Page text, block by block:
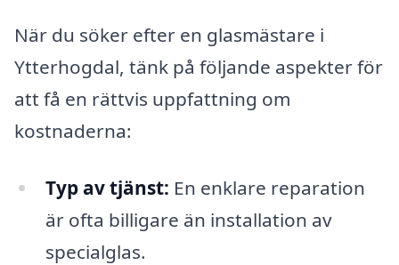
När du söker efter en glasmästare i
Ytterhogdal, tänk på följande aspekter för
att få en rättvis uppfattning om
kostnaderna:
Typ av tjänst: En enklare reparation
är ofta billigare än installation av
specialglas.